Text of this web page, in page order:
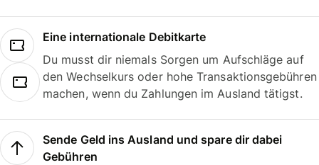
Eine internationale Debitkarte
Du musst dir niemals Sorgen um Aufschläge auf
den Wechselkurs oder hohe Transaktionsgebühren
machen, wenn du Zahlungen im Ausland tätigst.
Sende Geld ins Ausland und spare dir dabei
Gebühren